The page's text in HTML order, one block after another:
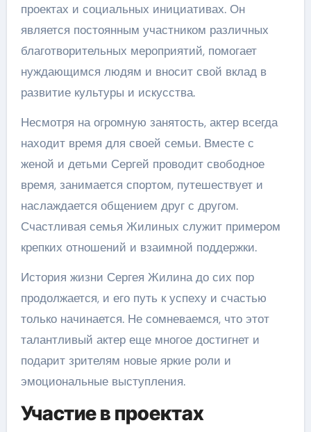
проектах и социальных инициативах. Он
является постоянным участником различных
благотворительных мероприятий, помогает
нуждающимся людям и вносит свой вклад в
развитие культуры и искусства.
Несмотря на огромную занятость, актер всегда
находит время для своей семьи. Вместе с
женой и детьми Сергей проводит свободное
время, занимается спортом, путешествует и
наслаждается общением друг с другом.
Счастливая семья Жилиных служит примером
крепких отношений и взаимной поддержки.
История жизни Сергея Жилина до сих пор
продолжается, и его путь к успеху и счастью
только начинается. Не сомневаемся, что этот
талантливый актер еще многое достигнет и
подарит зрителям новые яркие роли и
эмоциональные выступления.
Участие в проектах